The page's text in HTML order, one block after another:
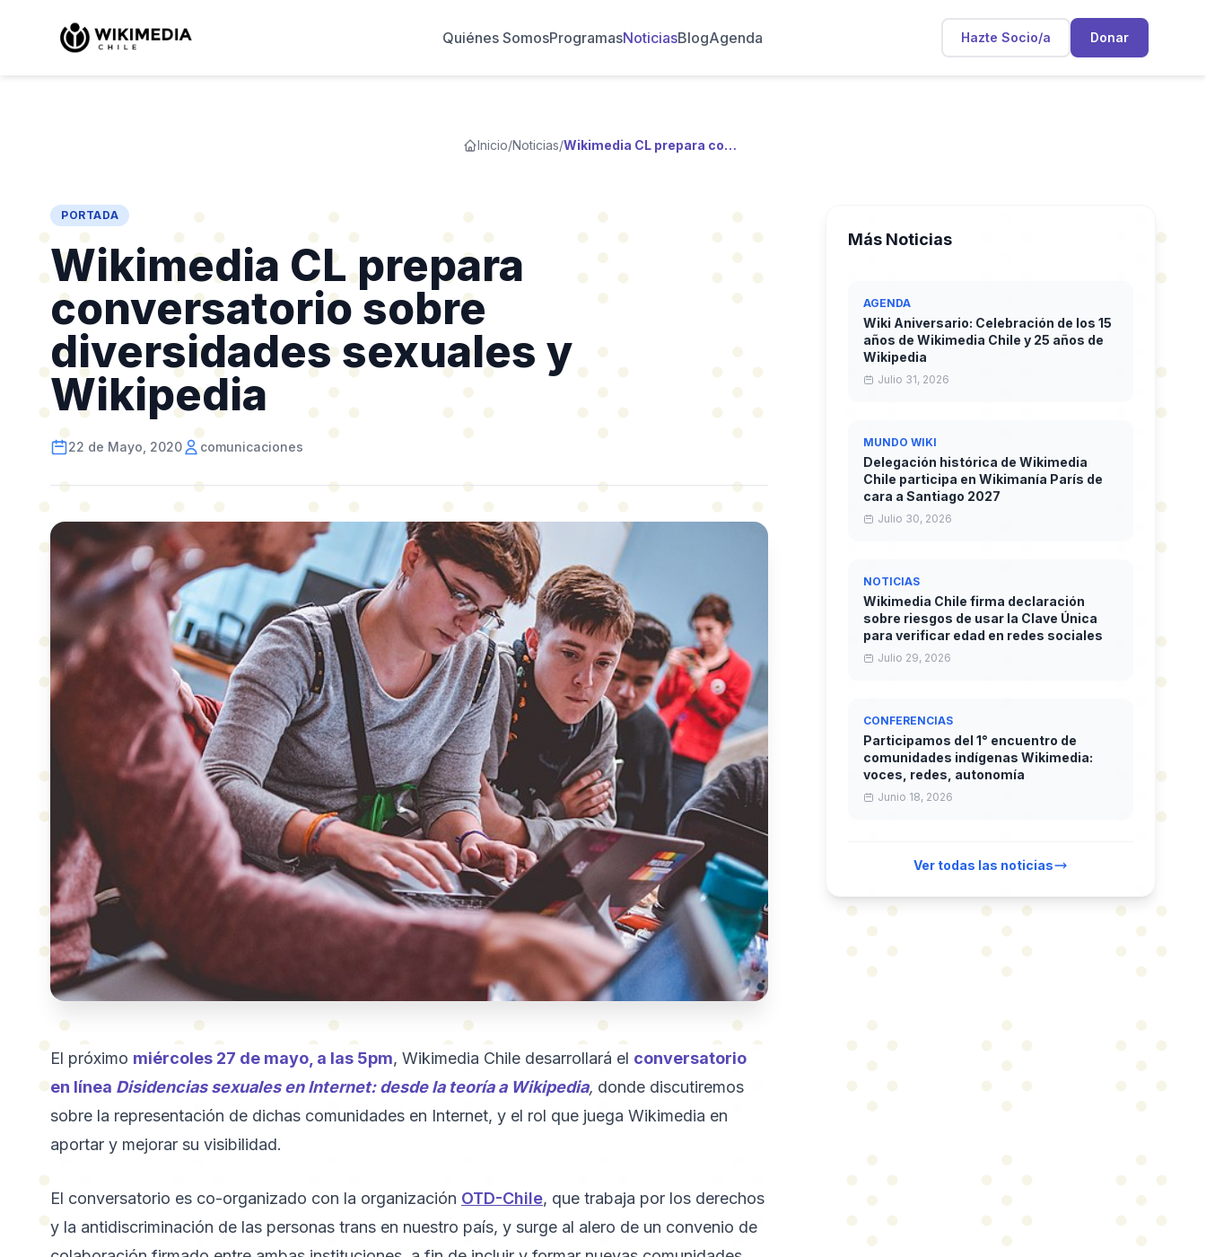
Quiénes SomosProgramasNoticiasBlogAgenda Hazte Socio/a Donar
Inicio/Noticias/ Wikimedia CL prepara conversatorio sobre diversidades sexuales y Wikipedia
PORTADA
Wikimedia CL prepara
conversatorio sobre
diversidades sexuales y
Wikipedia
22 de Mayo, 2020 comunicaciones
El próximo miércoles 27 de mayo, a las 5pm, Wikimedia Chile desarrollará el conversatorio
en línea Disidencias sexuales en Internet: desde la teoría a Wikipedia, donde discutiremos
sobre la representación de dichas comunidades en Internet, y el rol que juega Wikimedia en
aportar y mejorar su visibilidad.
El conversatorio es co-organizado con la organización OTD-Chile, que trabaja por los derechos
y la antidiscriminación de las personas trans en nuestro país, y surge al alero de un convenio de
Más Noticias
AGENDA
Wiki Aniversario: Celebración de los 15
años de Wikimedia Chile y 25 años de
Wikipedia
Julio 31, 2026
MUNDO WIKI
Delegación histórica de Wikimedia
Chile participa en Wikimanía París de
cara a Santiago 2027
Julio 30, 2026
NOTICIAS
Wikimedia Chile firma declaración
sobre riesgos de usar la Clave Única
para verificar edad en redes sociales
Julio 29, 2026
CONFERENCIAS
Participamos del 1° encuentro de
comunidades indígenas Wikimedia:
voces, redes, autonomía
Junio 18, 2026
Ver todas las noticias